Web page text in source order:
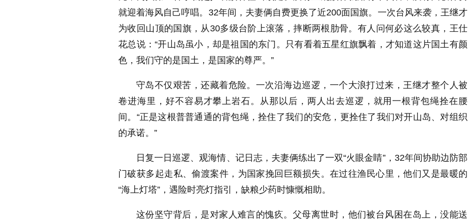
就迎着海风自己哼唱。 32年间，夫妻俩自费更换了近200面国旗。一次台风来袭，王继才
为收回山顶的国旗，从 30多级台阶上滚落，摔断两根肋骨。有人问何必这么较真，王仕
花总说：“开山岛虽小，却是祖国的东门。只有看着五星红旗飘着，才知道这片国土有颜
色，我们守的是国土，是国家的尊严。”
守岛不仅艰苦，还藏着危险。一次沿海边巡逻，一个大浪打过来，王继才整个人被
卷进海里，好不容易才攀上岩石。从那以后，两人出去巡逻，就用一根背包绳拴在腰
间。“正是这根普普通通的背包绳，拴住了我们的安危，更拴住了我们对开山岛、对组织
的承诺。”
日复一日巡逻、观海情、记日志，夫妻俩练出了一双“火眼金睛”， 32年间协助边防部
门破获多起走私、偷渡案件，为国家挽回巨额损失。在过往渔民心里，他们又是最暖的
“海上灯塔”，遇险时亮灯指引，缺粮少药时慷慨相助。
这份坚守背后，是对家人难言的愧疚。父母离世时，他们被台风困在岛上，没能送